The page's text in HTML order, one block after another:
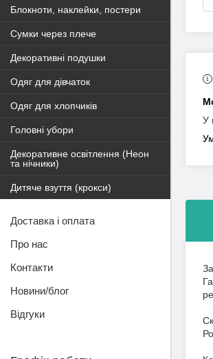
У
Блокноти, наклейки, постери
Сумки через плече
Декоративні подушки
Одяг для дівчаток
Одяг для хлопчиків
Головні убори
Декоративне освітлення (Неон
та нічники)
Дитяче взуття (крокси)
Доставка і оплата
Про нас
Контакти
Новини/блог
Відгуки